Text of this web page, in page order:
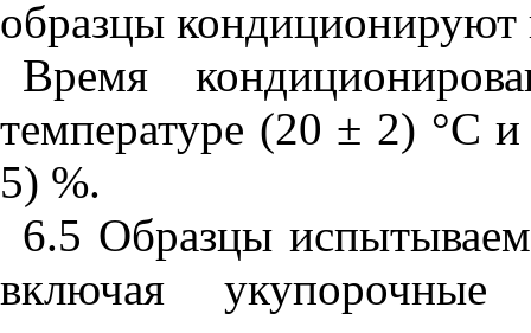
образцы
Время
температуре (20 ± 2) °С
5) %.
6.5 Образцы
включая